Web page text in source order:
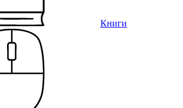
Книги